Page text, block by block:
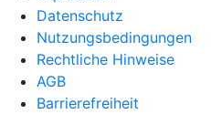
Datenschutz
Nutzungsbedingungen
Rechtliche Hinweise
AGB
Barrierefreiheit